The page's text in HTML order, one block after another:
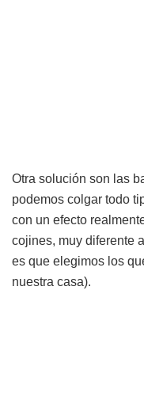
Otra solución son las
podemos colgar todo
con un efecto
cojines, muy diferente
es que elegimos los
nuestra casa).